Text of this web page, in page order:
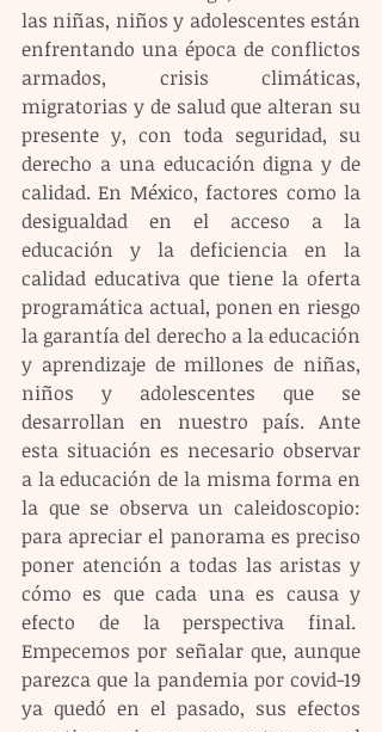
las niñas, niños y adolescentes están
enfrentando una época de conflictos
armados, crisis climáticas,
migratorias y de salud que alteran su
presente y, con toda seguridad, su
derecho a una educación digna y de
calidad. En México, factores como la
desigualdad en el acceso a la
educación y la deficiencia en la
calidad educativa que tiene la oferta
programática actual, ponen en riesgo
la garantía del derecho a la educación
y aprendizaje de millones de niñas,
niños y adolescentes que se
desarrollan en nuestro país. Ante
esta situación es necesario observar
a la educación de la misma forma en
la que se observa un caleidoscopio:
para apreciar el panorama es preciso
poner atención a todas las aristas y
cómo es que cada una es causa y
efecto de la perspectiva final.
Empecemos por señalar que, aunque
parezca que la pandemia por covid-19
ya quedó en el pasado, sus efectos